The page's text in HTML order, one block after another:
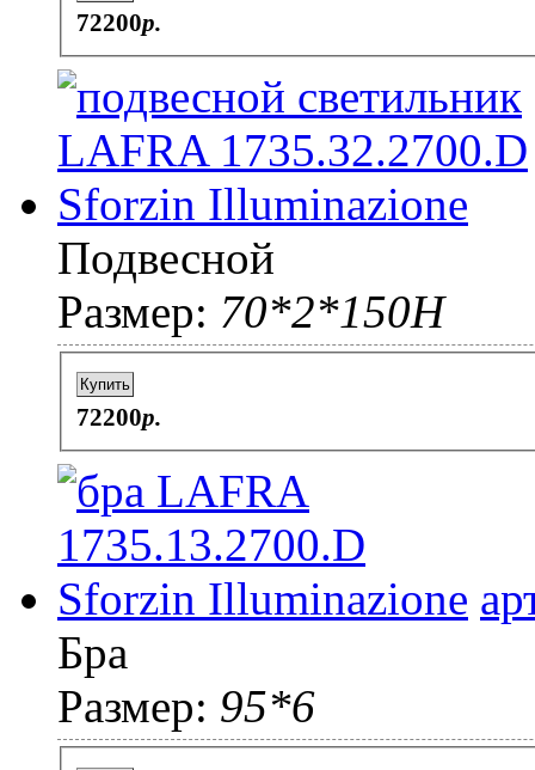
72200p.
Подвесной
Размер: 70*2*150H
Купить
72200p.
Бра
Размер: 95*6